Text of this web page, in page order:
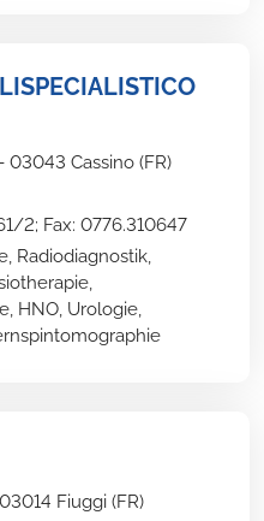
03043 Cassino (FR)
2; Fax: 0776.310647
Radiodiagnostik,
HNO, Urologie,
Fiuggi (FR)